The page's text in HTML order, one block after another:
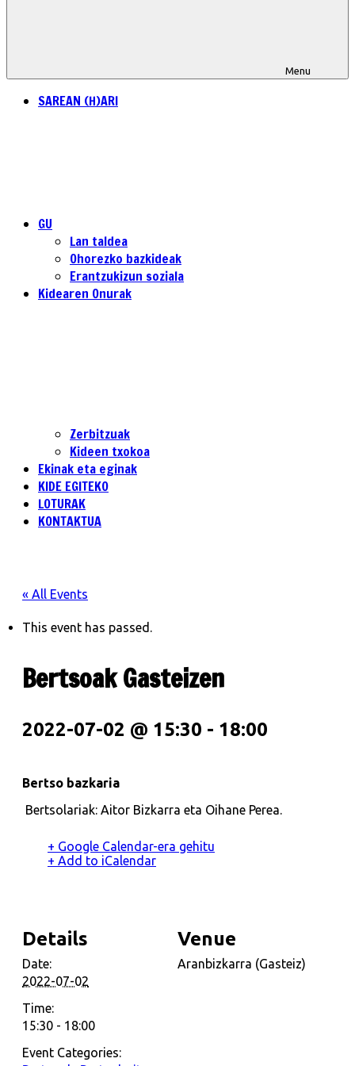
Menu
SAREAN (H)ARI
GU
Lan taldea
Ohorezko bazkideak
Erantzukizun soziala
Kidearen Onurak
Zerbitzuak
Kideen txokoa
Ekinak eta eginak
KIDE EGITEKO
LOTURAK
KONTAKTUA
« All Events
This event has passed.
Bertsoak Gasteizen
2022-07-02 @ 15:30 - 18:00
Bertso bazkaria
Bertsolariak: Aitor Bizkarra eta Oihane Perea.
+ Google Calendar-era gehitu
+ Add to iCalendar
Details
Date:
2022-07-02
Time:
15:30 - 18:00
Event Categories:
Venue
Aranbizkarra (Gasteiz)